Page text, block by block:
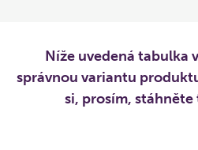
Níže uvedená tabulka
správnou variantu
si, prosím,